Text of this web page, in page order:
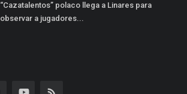
“Cazatalentos” polaco llega a Linares para
observar a jugadores...